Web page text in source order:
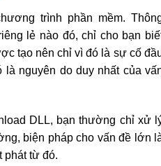
trình phần mềm.
lẻ nào đó, chỉ cho bạn
tạo nên chỉ vì đó là sự cố
nguyên do duy nhất của
DLL, bạn thường chỉ xử
biện pháp cho vấn đề lớn
phát từ đó.